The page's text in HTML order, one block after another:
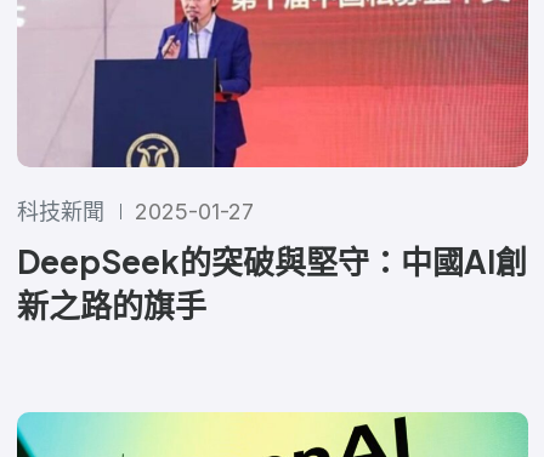
科技新聞 2025-01-27
DeepSeek的突破與堅守：中國AI創
新之路的旗手